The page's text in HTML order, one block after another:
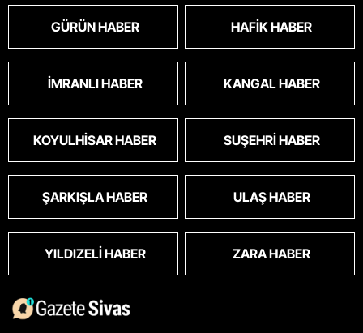
GÜRÜN HABER HAFIK HABER
İMRANLI HABER KANGAL HABER
KOYULHISAR HABER SUŞEHRI HABER
ŞARKIŞLA HABER ULAŞ HABER
YILDIZELI HABER ZARA HABER